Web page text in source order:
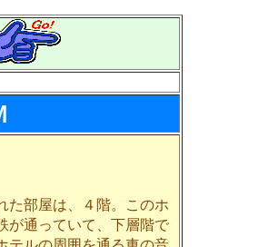
た部屋は、４階。このホ
が通っていて、下層階で